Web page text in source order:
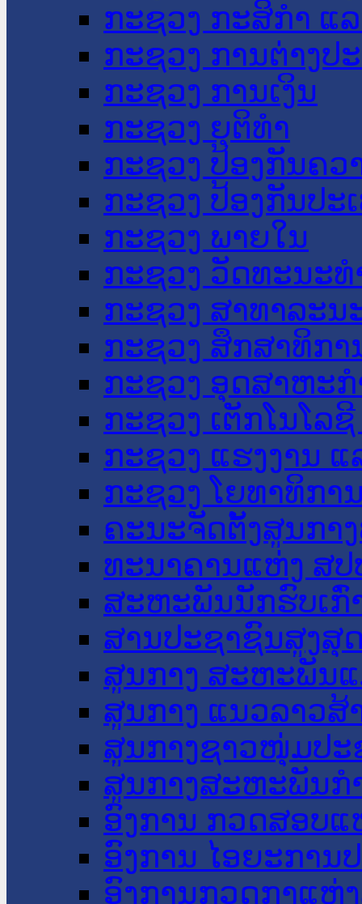
ກະຊວງ ກະສິກຳ ແ
ກະຊວງ ການຕ່າງປ
ກະຊວງ ການເງິນ
ກະຊວງ ຍຸຕິທໍາ
ກະຊວງ ປ້ອງກັນຄວ
ກະຊວງ ປ້ອງກັນປະ
ກະຊວງ ພາຍໃນ
ກະຊວງ ວັດທະນະ
ກະຊວງ ສາທາລະນ
ກະຊວງ ສຶກສາທິກາ
ກະຊວງ ອຸດສາຫະ
ກະຊວງ ເຕັກໂນໂລ
ກະຊວງ ແຮງງານ
ກະຊວງ ໂຍທາທິກາ
ຄະນະຈັດຕັ້ງສູນກາ
ທະນາຄານແຫ່ງ ສປ
ສະຫະພັນນັກຮົບເກົ່
ສານປະຊາຊົນສູງສຸ
ສູນກາງ ສະຫະພັນ
ສູນກາງ ແນວລາວສ້
ສູນກາງຊາວໜຸ່ມປະ
ສູນກາງສະຫະພັນກ
ອົງການ ກວດສອບແ
ອົງການ ໄອຍະການ
ອົງການກວດກາແຫ່